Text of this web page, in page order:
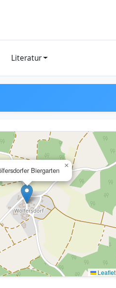
Literatur
Biergarten
×
Leaflet